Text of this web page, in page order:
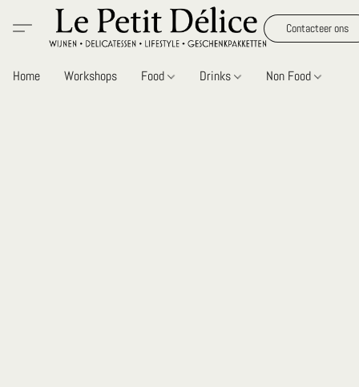
Contacteer ons
Home Workshops Food Drinks Non Food